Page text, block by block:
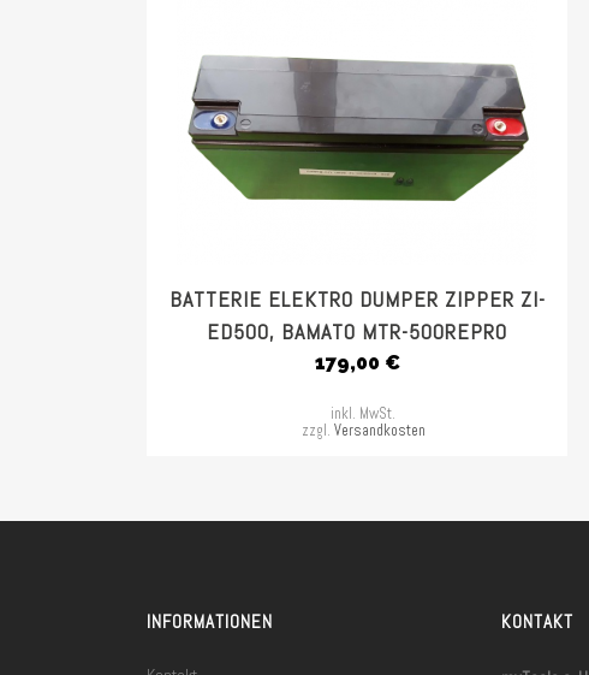
BATTERIE ELEKTRO DUMPER ZIPPER ZI-
ED500, BAMATO MTR-500REPRO
179,00 €
inkl. MwSt.
zzgl. Versandkosten
INFORMATIONEN KONTAKT